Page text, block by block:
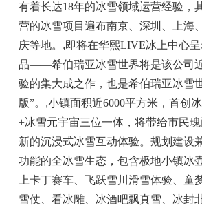
有着长达18年的冰雪领域运营经验，
营的冰雪项目遍布南京、深圳、上海
庆等地。 ,即将在华熙LIVE冰上中心
品——希伯瑞亚冰雪世界将是该公司
验的集大成之作，也是希伯瑞亚冰雪
版”。 ,小镇面积近6000平方米，首创
+冰雪元宇宙三位一体，将带给市民
新的沉浸式冰雪互动体验。规划建设
功能的全冰雪生态，包含极地小镇冰
上卡丁赛车、飞跃雪川滑雪体验、童
雪仗、看冰雕、冰酒吧飘真雪、冰封